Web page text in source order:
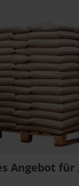
Angebot für